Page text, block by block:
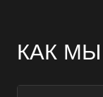
КАК